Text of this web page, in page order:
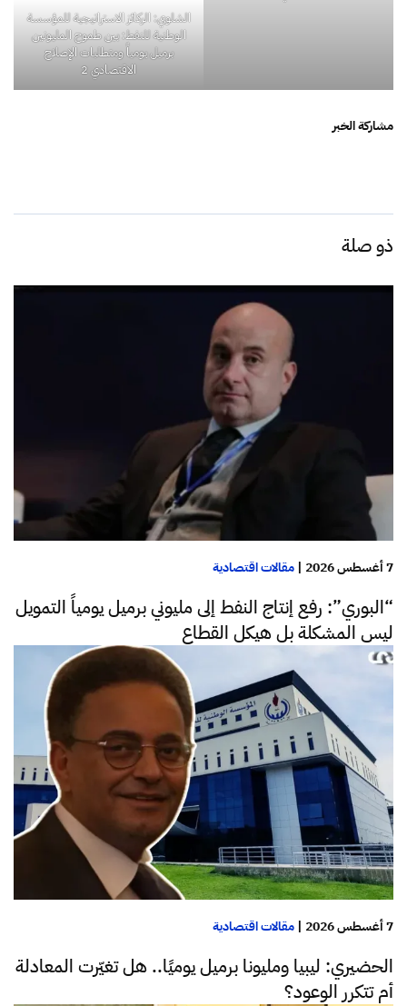
الشلوي: الركائز الاستراتيجية للمؤسسة
الوطنية للنفط: بين طموح المليونين
برميل يومياً ومتطلبات الإصلاح
الاقتصادي 2
مشاركة الخبر
ذو صلة
7 أغسطس 2026 | مقالات اقتصادية
“البوري”: رفع إنتاج النفط إلى مليوني برميل يومياً التمويل
ليس المشكلة بل هيكل القطاع
7 أغسطس 2026 | مقالات اقتصادية
الحضيري: ليبيا ومليونا برميل يوميًا.. هل تغيّرت المعادلة
أم تتكرر الوعود؟